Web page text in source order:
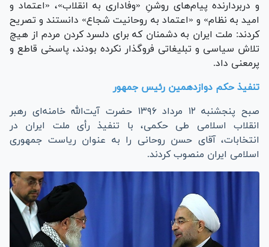
و دربردارنده پیام‌های روشنِ «وفاداری به انقلاب»، «اعتماد و
امید به نظام» و «اعتماد به روحانیت شجاع» دانستند و تصریح
کردند: ملت ایران به دشمنان که برای دلسرد کردن مردم از هیچ
تلاش سیاسی و تبلیغاتی فروگذار نکرده بودند، پاسخی قاطع و
پرمعنی داد.
تنفیذ حکم دوازدهمین رئیس جمهور
صبح پنجشنبه ۱۲ مرداد ۱۳۹۶ حضرت آیت‌الله خامنه‌ای رهبر
انقلاب اسلامی طی حکمی، با تنفیذ رأی ملت ایران در
انتخابات، آقای حسن روحانی را به عنوان ریاست جمهوری
اسلامی ایران منصوب کردند.